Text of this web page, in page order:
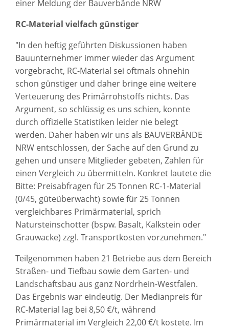
einer Meldung der Bauverbände NRW
RC-Material vielfach günstiger
"In den heftig geführten Diskussionen haben
Bauunternehmer immer wieder das Argument
vorgebracht, RC-Material sei oftmals ohnehin
schon günstiger und daher bringe eine weitere
Verteuerung des Primärrohstoffs nichts. Das
Argument, so schlüssig es uns schien, konnte
durch offizielle Statistiken leider nie belegt
werden. Daher haben wir uns als BAUVERBÄNDE
NRW entschlossen, der Sache auf den Grund zu
gehen und unsere Mitglieder gebeten, Zahlen für
einen Vergleich zu übermitteln. Konkret lautete die
Bitte: Preisabfragen für 25 Tonnen RC-1-Material
(0/45, güteüberwacht) sowie für 25 Tonnen
vergleichbares Primärmaterial, sprich
Natursteinschotter (bspw. Basalt, Kalkstein oder
Grauwacke) zzgl. Transportkosten vorzunehmen."
Teilgenommen haben 21 Betriebe aus dem Bereich
Straßen- und Tiefbau sowie dem Garten- und
Landschaftsbau aus ganz Nordrhein-Westfalen.
Das Ergebnis war eindeutig. Der Medianpreis für
RC-Material lag bei 8,50 €/t, während
Primärmaterial im Vergleich 22,00 €/t kostete. Im